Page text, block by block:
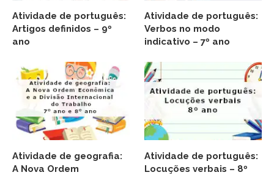
Atividade de português:
Artigos definidos – 9º
ano
Atividade de português:
Verbos no modo
indicativo – 7º ano
Atividade de geografia:
A Nova Ordem
Atividade de português:
Locuções verbais – 8º